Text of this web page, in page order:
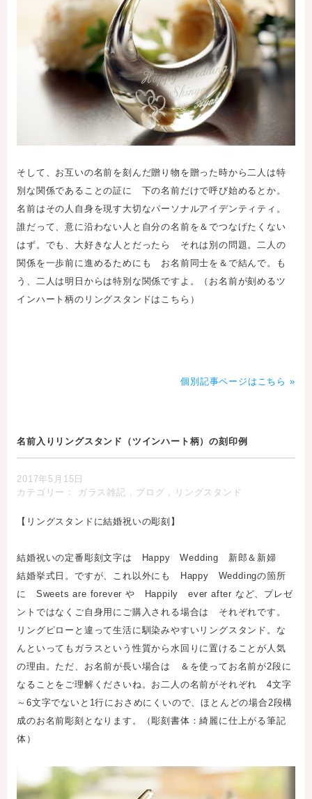
そして、お互いの名前を刻んだ贈り物を贈った時から二人は特
別な関係であることの証に 下の名前だけで呼び始めるとか。
名前はその人自身を現す大切なパーソナルアイデンティティ。
誰だって、意に沿わない人と自分の名前を＆でつなげたくない
はず。でも、大好きな人とだったら それは別の問題。二人の
関係を一歩前に進めるためにも お名前同士を＆で結んで。も
う、二人は明日からは特別な関係ですよ。（ お名前が刻めるツ
インハート柄のリングスタンドはこちら ）
個別記事ページはこちら »
名前入りリングスタンド（ツインハート柄）の刻印例
2017年5月15日
カテゴリー：
ガラス雑記 , ブログ , リングスタンド
【リングスタンドに結婚祝いの彫刻】
結婚祝いの定番彫刻文字は Happy Wedding 新郎＆新婦
結婚挙式日。ですが、これ以外にも Happy Weddingの箇所
に Sweets are forever や Happily ever after など、プレゼ
ントではなくご自身用にご購入される場合は それぞれです。
リングピローと違って生活に馴染みやすいリングスタンド。な
んといってもガラスという性質から水回りに置けることが人気
の理由。ただ、お名前が長い場合は ＆を使ってお名前が2段に
なることをご理解くださいね。お二人の名前がそれぞれ 4文字
～6文字でないと1行におさめにくいので、ほとんどの場合2段構
成のお名前彫刻となります。（彫刻書体：綺麗に仕上がる筆記
体）